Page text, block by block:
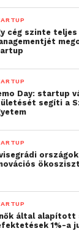
elérhetővé
szakmai
A MISZ a
is
talál a
a
cég szinte
Day: startup
segíti a
által alapított
1%-a